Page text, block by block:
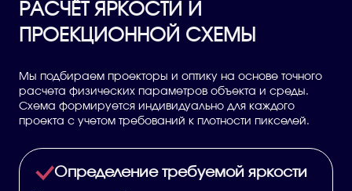
РАСЧЁТ ЯРКОСТИ И
ПРОЕКЦИОННОЙ СХЕМЫ
Мы подбираем проекторы и оптику на основе точного
расчета физических параметров объекта и среды.
Схема формируется индивидуально для каждого
проекта с учетом требований к плотности пикселей.
Определение требуемой яркости